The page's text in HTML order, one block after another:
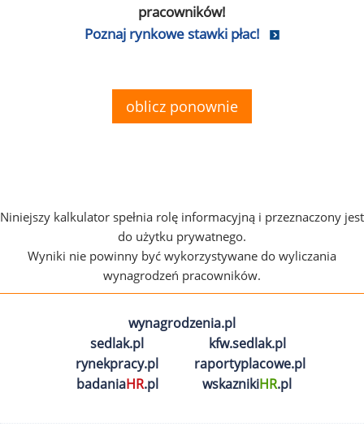
pracowników!
Poznaj rynkowe stawki płac!
oblicz ponownie
Niniejszy kalkulator spełnia rolę informacyjną i przeznaczony jest
do użytku prywatnego.
Wyniki nie powinny być wykorzystywane do wyliczania
wynagrodzeń pracowników.
wynagrodzenia.pl
sedlak.pl
kfw.sedlak.pl
rynekpracy.pl
raportyplacowe.pl
badaniaHR.pl wskaznikiHR.pl